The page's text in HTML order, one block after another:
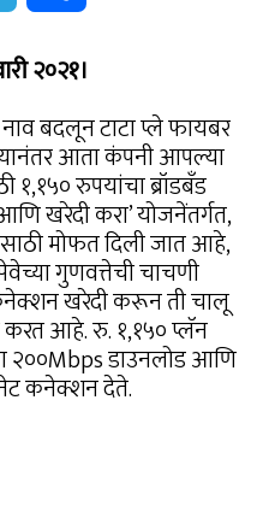
२०२१।
बदलून टाटा प्ले फायबर
आता कंपनी आपल्या
१,१५० रुपयांचा ब्रॉडबँड
खरेदी करा’ योजनेंतर्गत,
मोफत दिली जात आहे,
गुणवत्तेची चाचणी
खरेदी करून ती चालू
करत आहे. रु. १,१५० प्लॅन
२००Mbps डाउनलोड आणि
कनेक्शन देते.